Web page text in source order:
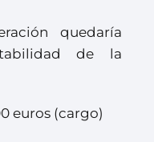
quedaría
de la
euros (cargo)